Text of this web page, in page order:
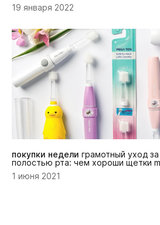
19 января 2022
покупки недели грамотный уход
полостью рта: чем хороши щетки
1 июня 2021